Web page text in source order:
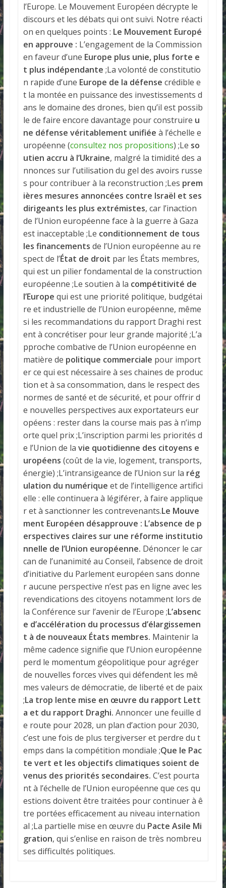
l’Europe. Le Mouvement Européen décrypte le
discours et les débats qui ont suivi. Notre réacti
on en quelques points : Le Mouvement Europé
en approuve : L’engagement de la Commission
en faveur d’une Europe plus unie, plus forte e
t plus indépendante ;La volonté de constitutio
n rapide d’une Europe de la défense crédible e
t la montée en puissance des investissements d
ans le domaine des drones, bien qu’il est possib
le de faire encore davantage pour construire u
ne défense véritablement unifiée à l’échelle e
uropéenne (consultez nos propositions) ;Le so
utien accru à l’Ukraine, malgré la timidité des a
nnonces sur l’utilisation du gel des avoirs russe
s pour contribuer à la reconstruction ;Les prem
ières mesures annoncées contre Israël et ses
dirigeants les plus extrémistes, car l’inaction
de l’Union européenne face à la guerre à Gaza
est inacceptable ;Le conditionnement de tous
les financements de l’Union européenne au re
spect de l’État de droit par les États membres,
qui est un pilier fondamental de la construction
européenne ;Le soutien à la compétitivité de
l’Europe qui est une priorité politique, budgétai
re et industrielle de l’Union européenne, même
si les recommandations du rapport Draghi rest
ent à concrétiser pour leur grande majorité ;L’a
pproche combative de l’Union européenne en
matière de politique commerciale pour import
er ce qui est nécessaire à ses chaines de produc
tion et à sa consommation, dans le respect des
normes de santé et de sécurité, et pour offrir d
e nouvelles perspectives aux exportateurs eur
opéens : rester dans la course mais pas à n’imp
orte quel prix ;L’inscription parmi les priorités d
e l’Union de la vie quotidienne des citoyens e
uropéens (coût de la vie, logement, transports,
énergie) ;L’intransigeance de l’Union sur la rég
ulation du numérique et de l’intelligence artifici
elle : elle continuera à légiférer, à faire applique
r et à sanctionner les contrevenants.Le Mouve
ment Européen désapprouve : L’absence de p
erspectives claires sur une réforme institutio
nnelle de l’Union européenne. Dénoncer le car
can de l’unanimité au Conseil, l’absence de droit
d’initiative du Parlement européen sans donne
r aucune perspective n’est pas en ligne avec les
revendications des citoyens notamment lors de
la Conférence sur l’avenir de l’Europe ;L’absenc
e d’accélération du processus d’élargissemen
t à de nouveaux États membres. Maintenir la
même cadence signifie que l’Union européenne
perd le momentum géopolitique pour agréger
de nouvelles forces vives qui défendent les mê
mes valeurs de démocratie, de liberté et de paix
;La trop lente mise en œuvre du rapport Lett
a et du rapport Draghi. Annoncer une feuille d
e route pour 2028, un plan d’action pour 2030,
c’est une fois de plus tergiverser et perdre du t
emps dans la compétition mondiale ;Que le Pac
te vert et les objectifs climatiques soient de
venus des priorités secondaires. C’est pourta
nt à l’échelle de l’Union européenne que ces qu
estions doivent être traitées pour continuer à ê
tre portées efficacement au niveau internation
al ;La partielle mise en œuvre du Pacte Asile Mi
gration, qui s’enlise en raison de très nombreu
ses difficultés politiques.